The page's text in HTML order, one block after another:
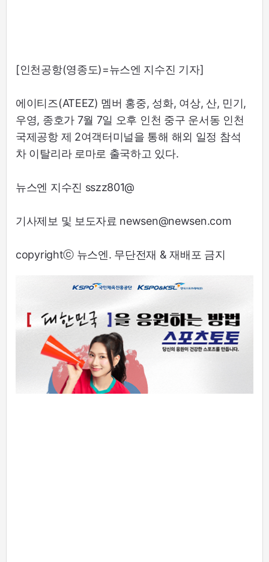
[인천공항(영종도)=뉴스엔 지수진 기자]
에이티즈(ATEEZ) 멤버 홍중, 성화, 여상, 산, 민기,
우영, 종호가 7월 7일 오후 인천 중구 운서동 인천
국제공항 제 2여객터미널을 통해 해외 일정 참석
차 이탈리라 로마로 출국하고 있다.
뉴스엔 지수진 sszz801@
기사제보 및 보도자료 newsen@newsen.com
copyrightⓒ 뉴스엔. 무단전재 & 재배포 금지